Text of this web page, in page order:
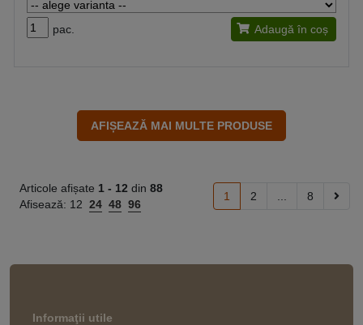
pac. Adaugă în coș
Articole afișate 1 - 12 din 88
Afisează: 12 24 48 96
1 2 8
Informaţii utile